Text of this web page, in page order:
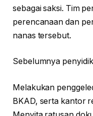
sebagai saksi. Tim
perencanaan dan
nanas tersebut.
Sebelumnya
Melakukan
BKAD, serta kantor